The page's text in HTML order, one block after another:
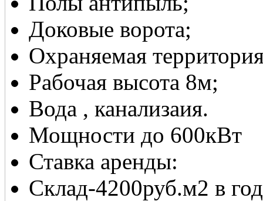
Доковые ворота;
Охраняемая
Рабочая высота 8м;
Вода , канализаия.
Мощности до 600кВт
Ставка аренды:
Склад-4200руб.м2 в